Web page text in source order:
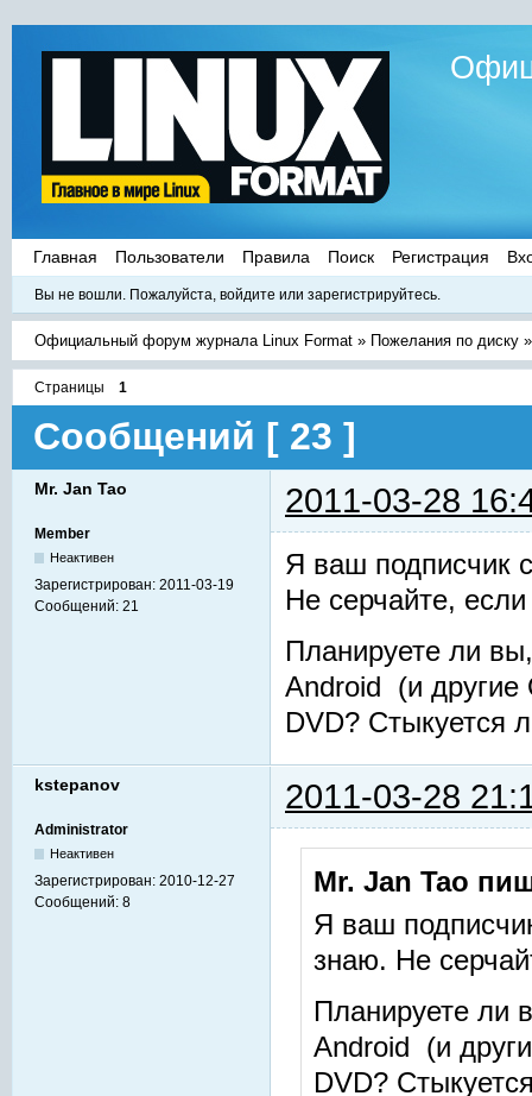
Главная Пользователи Правила Поиск Регистрация
Вы не вошли. Пожалуйста, войдите или зарегистрируйтесь.
Официальный форум журнала Linux Format » Пожелания по диску
Страницы 1
Сообщений [ 23 ]
Mr. Jan Tao 2011-03-28
Member
Неактивен
Зарегистрирован: 2011-03-19
Сообщений: 21
Я ваш подписчик
Не серчайте,
Планируете ли
Android (и
DVD? Стыкуется
kstepanov 2011-03-28
Administrator
Неактивен
Зарегистрирован: 2010-12-27
Сообщений: 8
Mr. Jan Tao
Я ваш
знаю. Не
Планируете ли
Android (и
DVD?